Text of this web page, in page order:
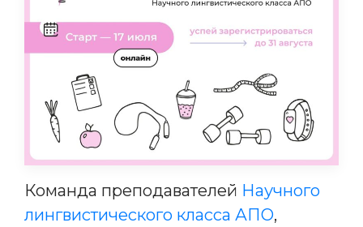
Команда преподавателей Научного
лингвистического класса АПО,